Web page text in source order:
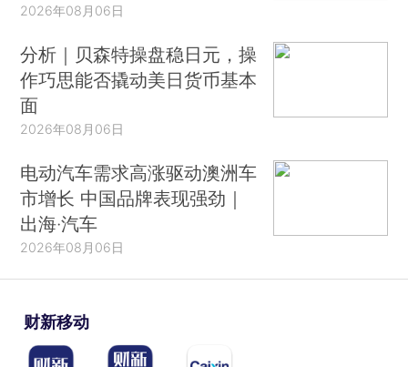
2026年08月06日
分析｜贝森特操盘稳日元，操
作巧思能否撬动美日货币基本
面
2026年08月06日
电动汽车需求高涨驱动澳洲车
市增长 中国品牌表现强劲｜
出海·汽车
2026年08月06日
财新移动